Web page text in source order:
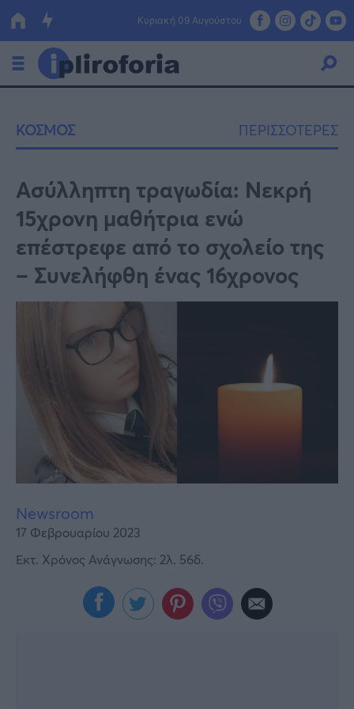
Κυριακή 09 Αυγούστου
Οικονομία
Πολιτική
Τράπεζες
Επιδοτήσεις
Κόσμος
Lifestyle
Αθλητικά
Γυναίκα
Καιρός
ΚΟΣΜΟΣ ΠΕΡΙΣΣΟΤΕΡΕΣ
Ασύλληπτη τραγωδία: Νεκρή
15χρονη μαθήτρια ενώ
επέστρεφε από το σχολείο της
– Συνελήφθη ένας 16χρονος
Newsroom
17 Φεβρουαρίου 2023
Εκτ. Χρόνος Ανάγνωσης: 2λ. 56δ.